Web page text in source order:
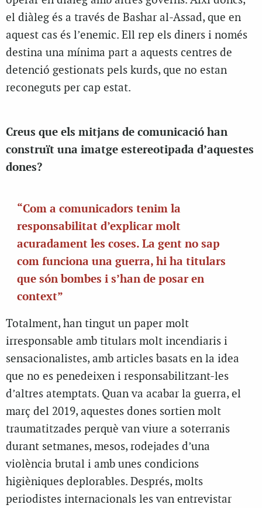
el diàleg és a través de Bashar al-Assad, que en
aquest cas és l’enemic. Ell rep els diners i només
destina una mínima part a aquests centres de
detenció gestionats pels kurds, que no estan
reconeguts per cap estat.
Creus que els mitjans de comunicació han
construït una imatge estereotipada d’aquestes
dones?
“Com a comunicadors tenim la
responsabilitat d’explicar molt
acuradament les coses. La gent no sap
com funciona una guerra, hi ha titulars
que són bombes i s’han de posar en
context”
Totalment, han tingut un paper molt
irresponsable amb titulars molt incendiaris i
sensacionalistes, amb articles basats en la idea
que no es penedeixen i responsabilitzant-les
d’altres atemptats. Quan va acabar la guerra, el
març del 2019, aquestes dones sortien molt
traumatitzades perquè van viure a soterranis
durant setmanes, mesos, rodejades d’una
violència brutal i amb unes condicions
higièniques deplorables. Després, molts
periodistes internacionals les van entrevistar